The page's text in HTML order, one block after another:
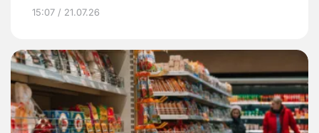
15:07 / 21.07.26